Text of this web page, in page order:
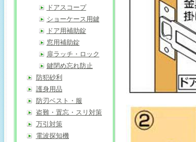
ドアスコープ
ショーケース用鍵
ドア用補助錠
窓用補助錠
扉ラッチ・ロック
鍵閉め忘れ防止
防犯砂利
護身用品
防刃ベスト・服
盗難・置忘・スリ対策
万引対策
電波探知機